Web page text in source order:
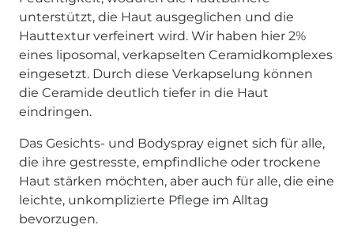
unterstützt, die Haut ausgeglichen und die
Hauttextur verfeinert wird. Wir haben hier 2%
eines liposomal, verkapselten Ceramidkomplexes
eingesetzt. Durch diese Verkapselung können
die Ceramide deutlich tiefer in die Haut
eindringen.
Das Gesichts- und Bodyspray eignet sich für alle,
die ihre gestresste, empfindliche oder trockene
Haut stärken möchten, aber auch für alle, die eine
leichte, unkomplizierte Pflege im Alltag
bevorzugen.